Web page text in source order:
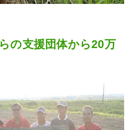
の支援団体から20万